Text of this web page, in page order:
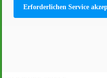
Erforderlichen Service